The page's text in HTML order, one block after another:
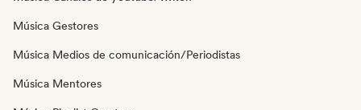
Música Gestores
Música Medios de comunicación/Periodistas
Música Mentores